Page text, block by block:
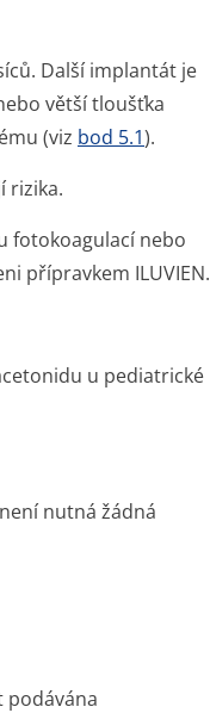
Další implantát je
větší tloušťka
(viz bod 5.1).
rizika.
fotokoagulací nebo
přípravkem ILUVIEN.
u pediatrické
nutná žádná
podávána